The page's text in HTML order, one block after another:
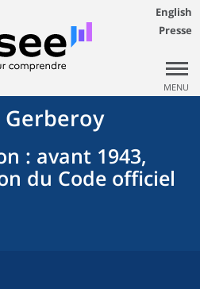
English
Presse
MENU
Gerberoy
: avant 1943,
du Code officiel